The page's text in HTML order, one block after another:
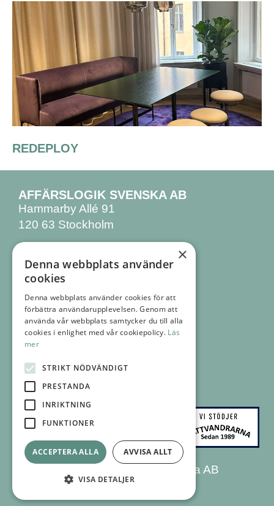
REDEPLOY
AFFÄRSLOGIK SVENSKA AB
Hammarby Allé 91
120 63 Stockholm
KONTAKTA OSS
08 555 770 00
FÖLJ OSS
FACEBOOK
INSTAGRAM
LINKEDIN
NYHETSBREV
© 2026 Affärslogik Svenska AB
×
Denna webbplats använder
cookies
Denna webbplats använder cookies för att
förbättra användarupplevelsen. Genom att
använda vår webbplats samtycker du till alla
cookies i enlighet med vår cookiepolicy. Läs
mer
STRIKT NÖDVÄNDIGT
PRESTANDA
INRIKTNING
FUNKTIONER
ACCEPTERA ALLA AVVISA ALLT
VISA DETALJER